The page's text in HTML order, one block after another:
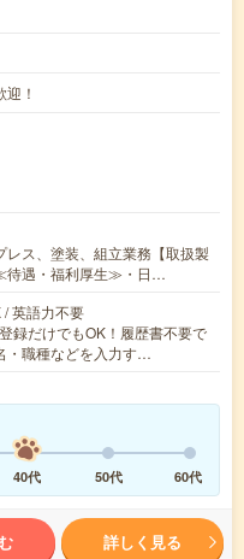
！
レス、塗装、組立業務【取扱製
待遇・福利厚生≫・日…
/ 英語力不要
録だけでもOK！履歴書不要で
・職種などを入力す…
40代 50代 60代
詳しく見る